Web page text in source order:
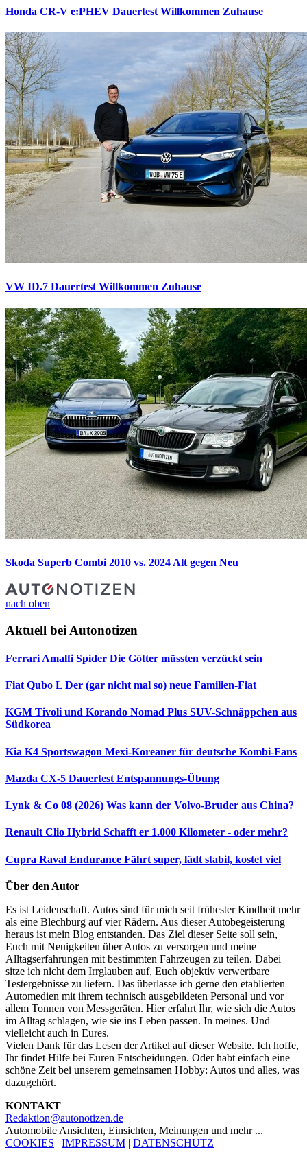
Honda CR-V e:PHEV Dauertest Willkommen Zuhause
VW ID.7 Dauertest Willkommen Zuhause
Skoda Superb Combi 2010 vs. 2024 Alt gegen Neu
nach oben
Aktuell bei Autonotizen
Ferrari Amalfi Spider Die Götter müssten verzückt sein
Fiat Qubo L Der (gar nicht mal so) neue Familien-Fiat
KGM Tivoli und Korando Nomad Plus SUV-Schnäppchen aus
Südkorea
Kia K4 Sportswagon Mexi-Koreaner für deutsche Kombi-Fans
Mazda CX-5 Dauertest Entspannungs-Übung
Lynk & Co 08 (2026) Was kann der Volvo-Bruder aus China?
Renault Clio Hybrid Schafft er 1.000 Kilometer - oder mehr?
Cupra Raval Endurance Fährt super, lädt stabil, kostet viel
Über den Autor
Es ist Leidenschaft. Autos sind für mich seit frühester Kindheit mehr
als eine Blechburg auf vier Rädern. Aus dieser Autobegeisterung
heraus ist mein Blog entstanden. Das Ziel dieser Seite soll sein,
Euch mit Neuigkeiten über Autos zu versorgen und meine
Alltagserfahrungen mit bestimmten Fahrzeugen zu teilen. Dabei
sitze ich nicht dem Irrglauben auf, Euch objektiv verwertbare
Testergebnisse zu liefern. Das überlasse ich gerne den etablierten
Automedien mit ihrem technisch ausgebildeten Personal und vor
allem Tonnen von Messgeräten. Hier erfahrt Ihr, wie sich die Autos
im Alltag schlagen, wie sie ins Leben passen. In meines. Und
vielleicht auch in Eures.
Vielen Dank für das Lesen der Artikel auf dieser Website. Ich hoffe,
Ihr findet Hilfe bei Euren Entscheidungen. Oder habt einfach eine
schöne Zeit bei unserem gemeinsamen Hobby: Autos und alles, was
dazugehört.
KONTAKT
Redaktion@autonotizen.de
Automobile Ansichten, Einsichten, Meinungen und mehr ...
COOKIES | IMPRESSUM | DATENSCHUTZ